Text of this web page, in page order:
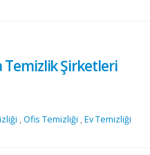
Temizlik Şirketleri
,Ofis Temizliği ,Ev Temizliği